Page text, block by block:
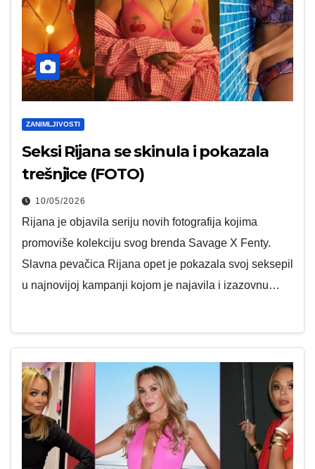
ZANIMLJIVOSTI
Seksi Rijana se skinula i pokazala
trešnjice (FOTO)
10/05/2026
Rijana je objavila seriju novih fotografija kojima
promoviše kolekciju svog brenda Savage X Fenty.
Slavna pevačica Rijana opet je pokazala svoj seksepil
u najnovijoj kampanji kojom je najavila i izazovnu…